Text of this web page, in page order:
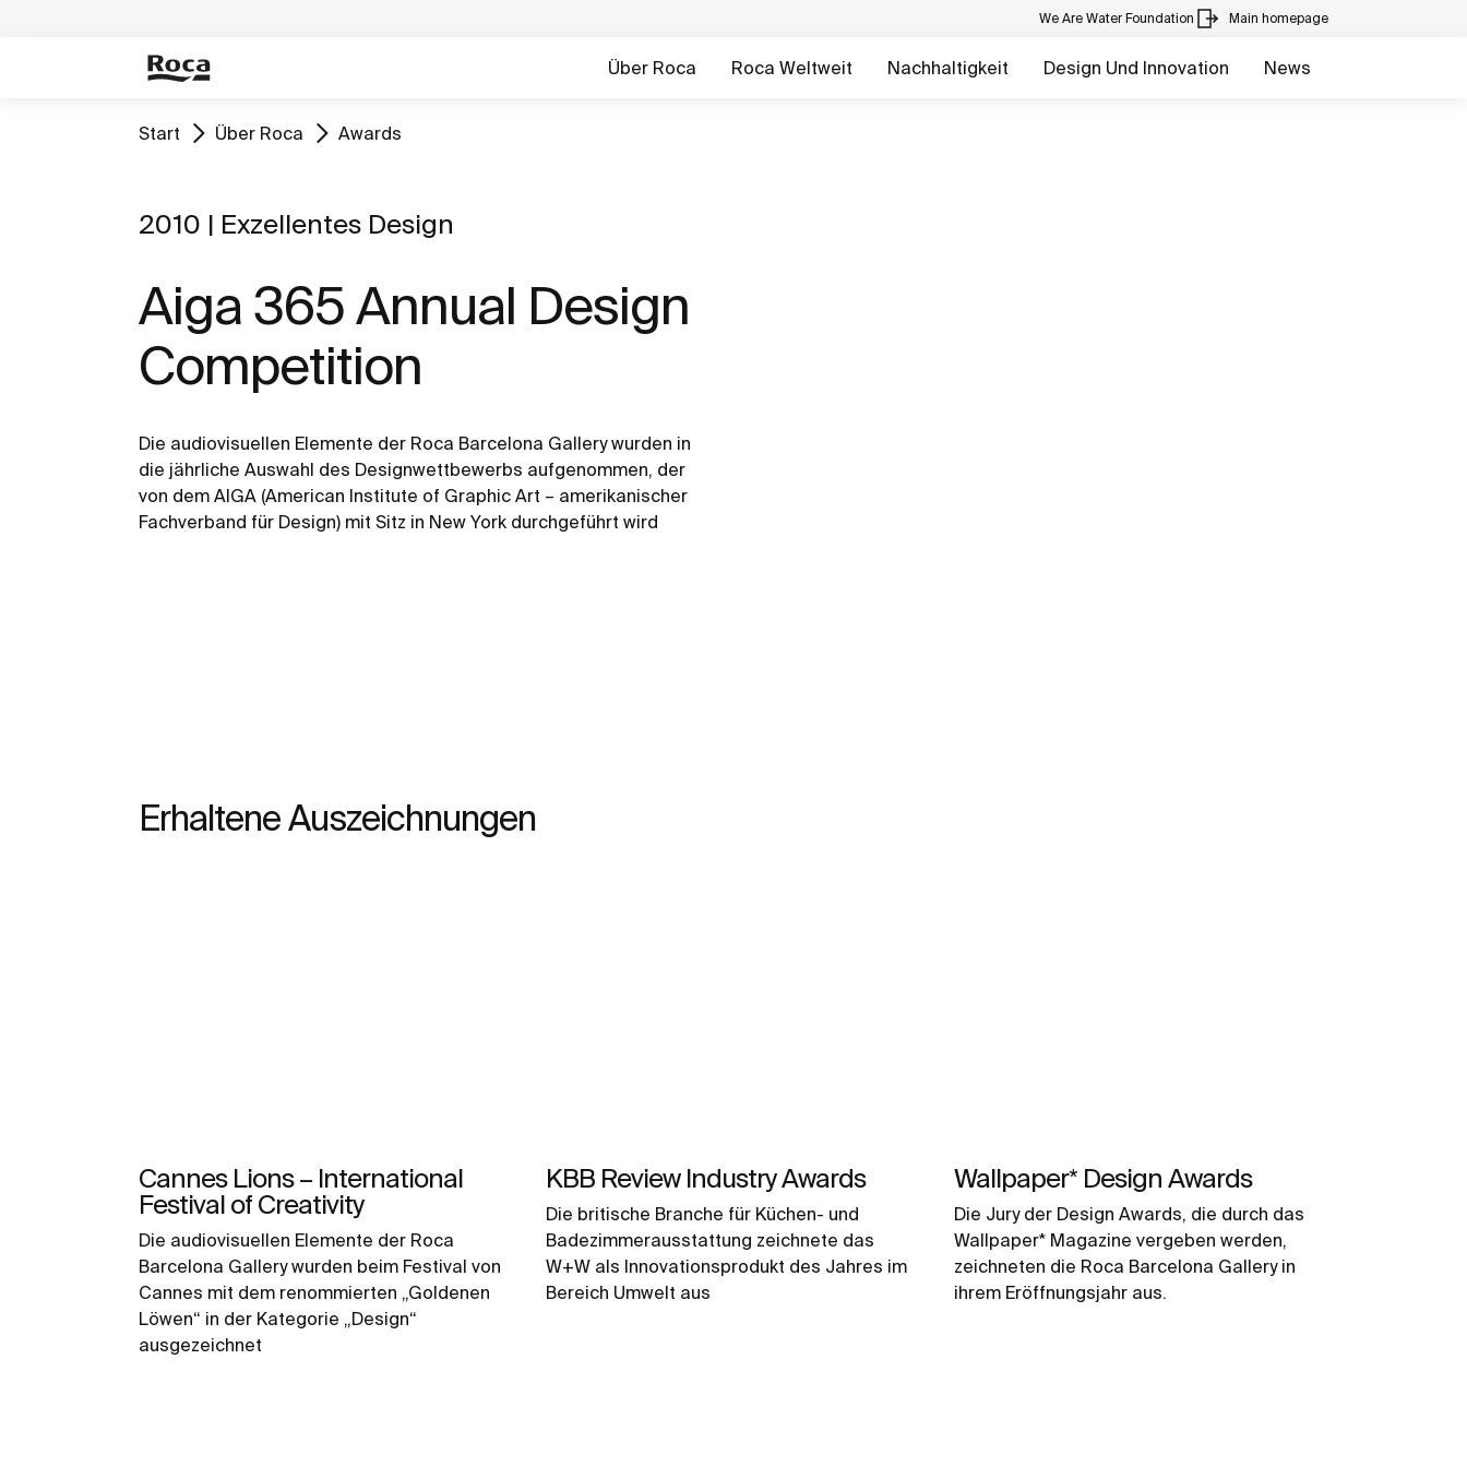
We Are Water Foundation Main homepage
Über Roca Roca Weltweit Nachhaltigkeit Design Und Innovation News
Start Über Roca Awards
2010 | Exzellentes Design
Aiga 365 Annual Design
Competition
Die audiovisuellen Elemente der Roca Barcelona Gallery wurden in
die jährliche Auswahl des Designwettbewerbs aufgenommen, der
von dem AIGA (American Institute of Graphic Art – amerikanischer
Fachverband für Design) mit Sitz in New York durchgeführt wird
Erhaltene Auszeichnungen
Cannes Lions – International
Festival of Creativity
Die audiovisuellen Elemente der Roca
Barcelona Gallery wurden beim Festival von
Cannes mit dem renommierten „Goldenen
Löwen“ in der Kategorie „Design“
ausgezeichnet
KBB Review Industry Awards
Die britische Branche für Küchen- und
Badezimmerausstattung zeichnete das
W+W als Innovationsprodukt des Jahres im
Bereich Umwelt aus
Wallpaper* Design Awards
Die Jury der Design Awards, die durch das
Wallpaper* Magazine vergeben werden,
zeichneten die Roca Barcelona Gallery in
ihrem Eröffnungsjahr aus.